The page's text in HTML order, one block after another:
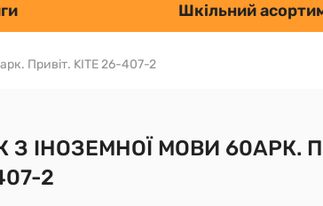
Шкільний
Привіт. KITE 26-407-2
З ІНОЗЕМНОЇ МОВИ 60АРК.
2